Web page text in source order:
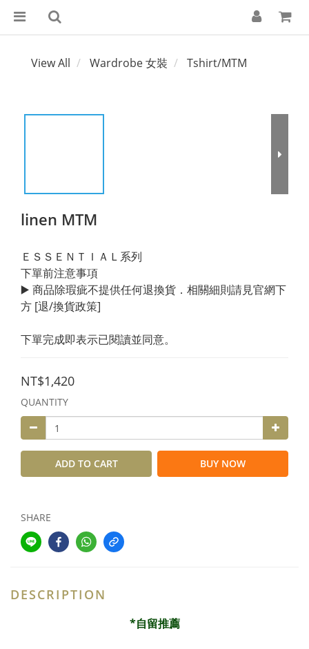
View All Wardrobe 女裝 Tshirt/MTM
linen MTM
ＥＳＳＥＮＴＩＡＬ系列
下單前注意事項
▶️ 商品除瑕疵不提供任何退換貨．相關細則請見官網下
方 [退/換貨政策]
下單完成即表示已閱讀並同意。
NT$1,420
QUANTITY
ADD TO CART BUY NOW
SHARE
DESCRIPTION
*自留推薦